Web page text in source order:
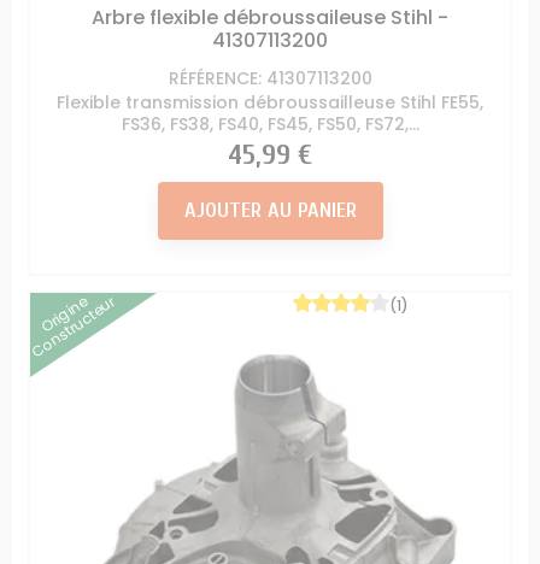
Arbre flexible débroussaileuse Stihl -
41307113200
RÉFÉRENCE: 41307113200
Flexible transmission débroussailleuse Stihl FE55,
FS36, FS38, FS40, FS45, FS50, FS72,...
Prix
45,99 €
AJOUTER AU PANIER
Origine
Constructeur (1)